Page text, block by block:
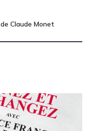
Claude Monet